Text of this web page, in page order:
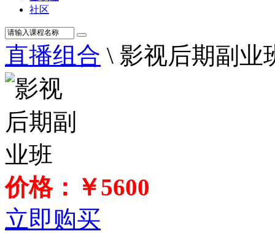
社区
直播组合 \ 影视后期副业
价格：￥5600
立即购买